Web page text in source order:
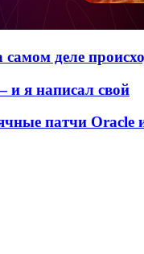
самом деле
и я написал свой
патчи